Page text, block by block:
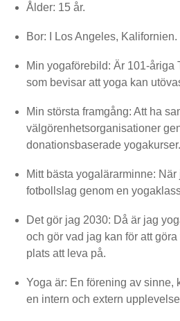
Ålder: 15 år.
Bor: I Los Angeles, Kalifornien.
Min yogaförebild: Är 101-åriga
som bevisar att yoga kan
Min största framgång: Att ha
välgörenhetsorganisationer
donationsbaserade yogakurser.
Mitt bästa yogalärarminne:
fotbollslag genom en
Det gör jag 2030: Då är jag
och gör vad jag kan för att
plats att leva på.
Yoga är: En förening av sinne,
en intern och extern